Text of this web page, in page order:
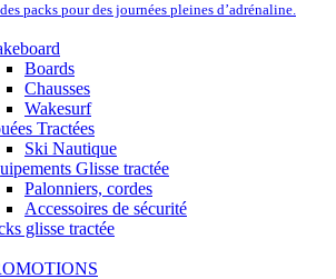
packs pour des journées pleines d’adrénaline.
Boards
Chausses
Wakesurf
Tractées
Ski Nautique
Glisse tractée
Palonniers, cordes
Accessoires de sécurité
glisse tractée